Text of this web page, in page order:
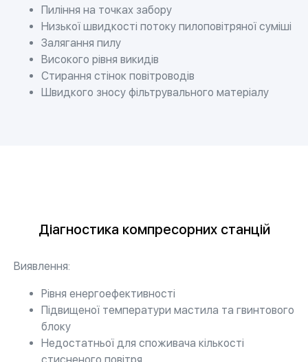
Пиління на точках забору
Низької швидкості потоку пилоповітряної суміші
Залягання пилу
Високого рівня викидів
Стирання стінок повітроводів
Швидкого зносу фільтрувального матеріалу
Діагностика компресорних станцій
Виявлення:
Рівня енергоефективності
Підвищеної температури мастила та гвинтового
блоку
Недостатньої для споживача кількості